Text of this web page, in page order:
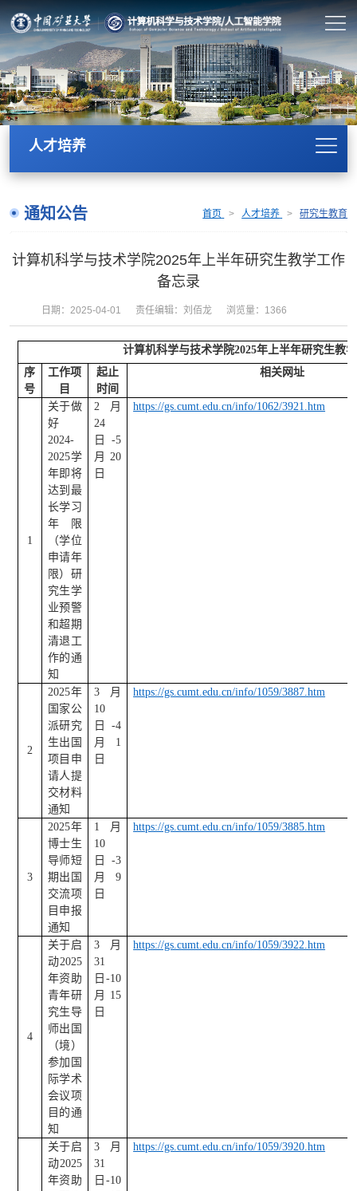
人才培养
通知公告 首页 > 人才培养 > 研究生教育
计算机科学与技术学院2025年上半年研究生教学工作
备忘录
日期：2025-04-01 责任编辑：刘佰龙 浏览量： 1366
计算机科学与技术学院2025年上半年研究生教
序
号
工作项
目
起止
时间
相关网址
1
关于做
好
2024-
2025学
年即将
达到最
长学习
年限
（学位
申请年
限）研
究生学
业预警
和超期
清退工
作的通
知
2 月
24
日 -5
月 20
日
https://gs.cumt.edu.cn/info/1062/3921.htm
2
2025年
国家公
派研究
生出国
项目申
请人提
交材料
通知
3 月
10
日 -4
月 1
日
https://gs.cumt.edu.cn/info/1059/3887.htm
3
2025年
博士生
导师短
期出国
交流项
目申报
通知
1
月
10
日 -3
月 9
日
https://gs.cumt.edu.cn/info/1059/3885.htm
4
关于启
动2025
年资助
青年研
究生导
师出国
（境）
参加国
际学术
会议项
目的通
知
3 月
31
日 -10
月 15
日
https://gs.cumt.edu.cn/info/1059/3922.htm
关于启
动2025
年资助
3 月
31
日 -10
https://gs.cumt.edu.cn/info/1059/3920.htm